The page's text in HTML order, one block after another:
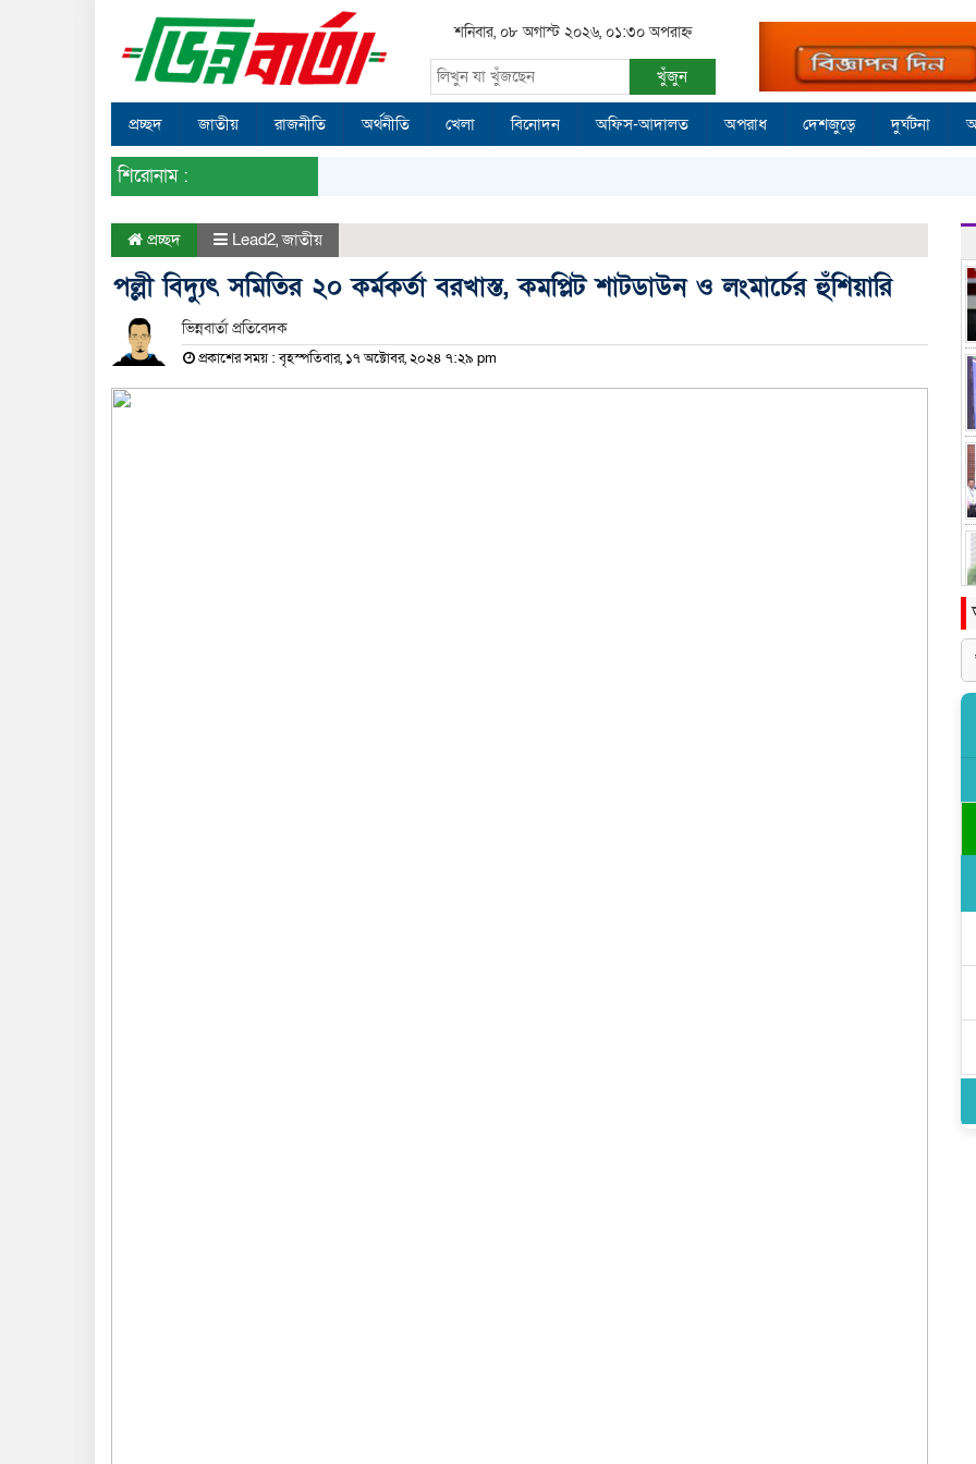
শনিবার, ০৮ অগাস্ট ২০২৬, ০১:৩০ অপরাহ্ন
খুঁজুন
প্রচ্ছদ জাতীয় রাজনীতি অর্থনীতি খেলা বিনোদন অফিস-আদালত অপরাধ দেশজুড়ে দুর্ঘটনা
শিরোনাম :
প্রচ্ছদ Lead2,জাতীয়
পল্লী বিদ্যুৎ সমিতির ২০ কর্মকর্তা বরখাস্ত, কমপ্লিট শাটডাউন ও লংমার্চের হুঁশিয়ারি
ভিন্নবার্তা প্রতিবেদক
প্রকাশের সময় : বৃহস্পতিবার, ১৭ অক্টোবর, ২০২৪ ৭:২৯ pm